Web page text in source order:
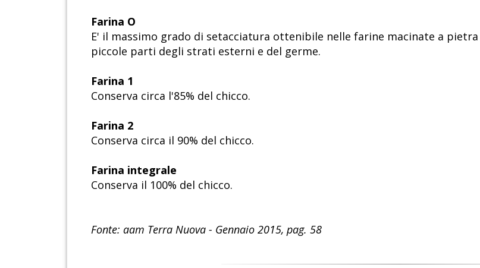
Farina O
E' il massimo grado di setacciatura ottenibile nelle farine macinate a pietra
piccole parti degli strati esterni e del germe.
Farina 1
Conserva circa l'85% del chicco.
Farina 2
Conserva circa il 90% del chicco.
Farina integrale
Conserva il 100% del chicco.
Fonte: aam Terra Nuova - Gennaio 2015, pag. 58